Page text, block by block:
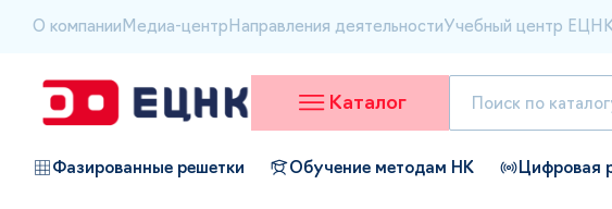
О компании Медиа-центр Направления деятельностиУчебный центр
Каталог
Фазированные решетки Обучение методам НК Цифровая